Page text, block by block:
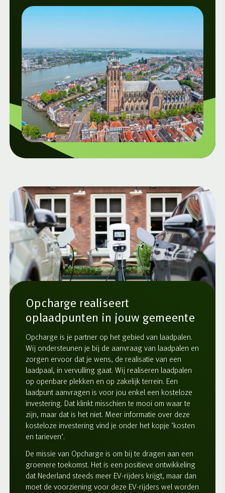
Opcharge realiseert
oplaadpunten in jouw gemeente
Opcharge is je partner op het gebied van laadpalen.
Wij ondersteunen je bij de aanvraag van laadpalen en
zorgen ervoor dat je wens, de realisatie van een
laadpaal, in vervulling gaat. Wij realiseren laadpalen
op openbare plekken en op zakelijk terrein. Een
laadpunt aanvragen is voor jou enkel een kosteloze
investering. Dat klinkt misschien te mooi om waar te
zijn, maar dat is het niet. Meer informatie over deze
kosteloze investering vind je onder het kopje ‘kosten
en tarieven’.
De missie van Opcharge is om bij te dragen aan een
groenere toekomst. Het is een positieve ontwikkeling
dat Nederland steeds meer EV-rijders krijgt, maar dan
moet de voorziening voor deze EV-rijders wel worden